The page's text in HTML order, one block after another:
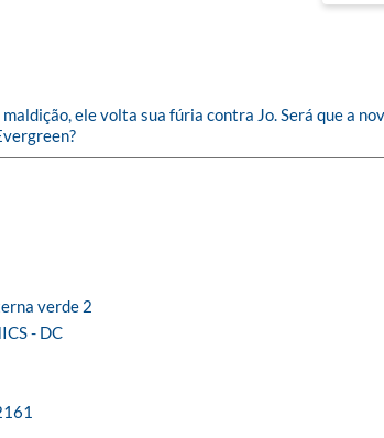
ele volta sua fúria contra Jo. Será que a
verde 2
- DC